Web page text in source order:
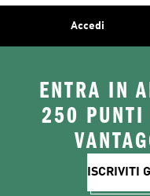
Accedi
ENTRA IN
250 PUNTI
ISCRIVITI